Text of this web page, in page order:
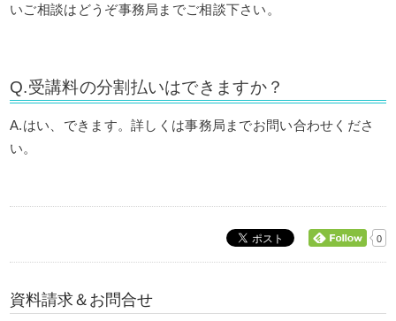
いご相談はどうぞ事務局までご相談下さい。
Q.受講料の分割払いはできますか？
A.はい、できます。詳しくは事務局までお問い合わせくださ
い。
0
資料請求＆お問合せ